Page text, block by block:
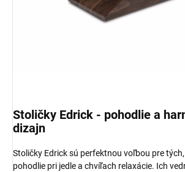
Stoličky Edrick - pohodlie a
dizajn
Stoličky Edrick sú perfektnou voľbou pre
pohodlie pri jedle a chvíľach relaxácie. Ich